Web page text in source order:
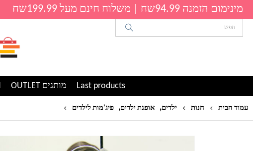
מינימום הזמנה 94.99שח | משלוח חינם מעל 199.99שח
Last products מותגים OUTLET
עמוד הבית חנות ילדים, אופנת ילדים, פיג'מות לילדים